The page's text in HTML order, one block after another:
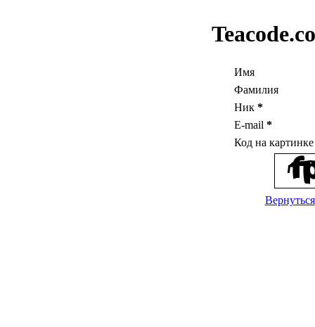
Имя
Фамилия
Ник *
E-mail *
Код на
Вернуться